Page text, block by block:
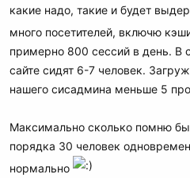
какие надо, такие и будет
много посетителей, включю
примерно 800 сессий в день. В
сайте сидят 6-7 человек.
нашего сисадмина меньше 5
Максимально сколько помню
порядка 30 человек
нормально